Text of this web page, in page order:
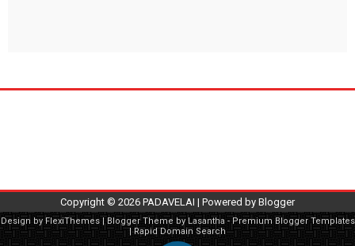
Copyright © 2026 PADAVELAI | Powered by Blogger
Design by FlexiThemes| Blogger Theme by Lasantha -Premium Blogger Templates
|Rapid Domain Search